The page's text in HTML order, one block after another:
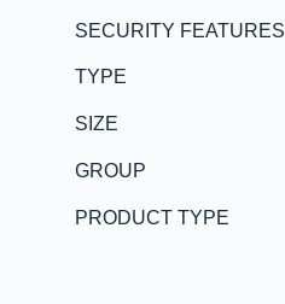
SECURITY FEATURES
TYPE
SIZE
GROUP
PRODUCT TYPE